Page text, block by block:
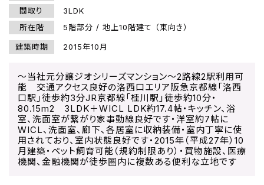
間取り
3LDK
所在階
5階部分 / 地上10階建て （東向き）
建築時期 2015年10月
～当社元分譲ジオシリーズマンション～2路線2駅利用可
能 交通アクセス良好の洛西口エリア阪急京都線「洛西
口駅」徒歩約3分JR京都線「桂川駅」徒歩約10分・
80.15m2 3LDK＋WICL LDK約17.4帖・キッチン、浴
室、洗面室が繋がり家事動線良好です・洋室約7帖に
WICL、洗面室、廊下、各居室に収納装備・室内丁寧に使
用されており、室内状態良好です・2015年（平成27年）10
月建築・ペット飼育可能（規約制限あり）・買物施設、医療
機関、金融機関が徒歩圏内に複数ある便利な立地です